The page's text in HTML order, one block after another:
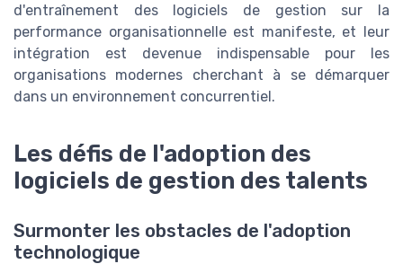
d'entraînement des logiciels de gestion sur la
performance organisationnelle est manifeste, et leur
intégration est devenue indispensable pour les
organisations modernes cherchant à se démarquer
dans un environnement concurrentiel.
Les défis de l'adoption des
logiciels de gestion des talents
Surmonter les obstacles de l'adoption
technologique